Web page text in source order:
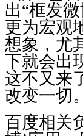
出“框发
更为宏观
想象，尤
下就会出
这不又来
改变一切
百度相关